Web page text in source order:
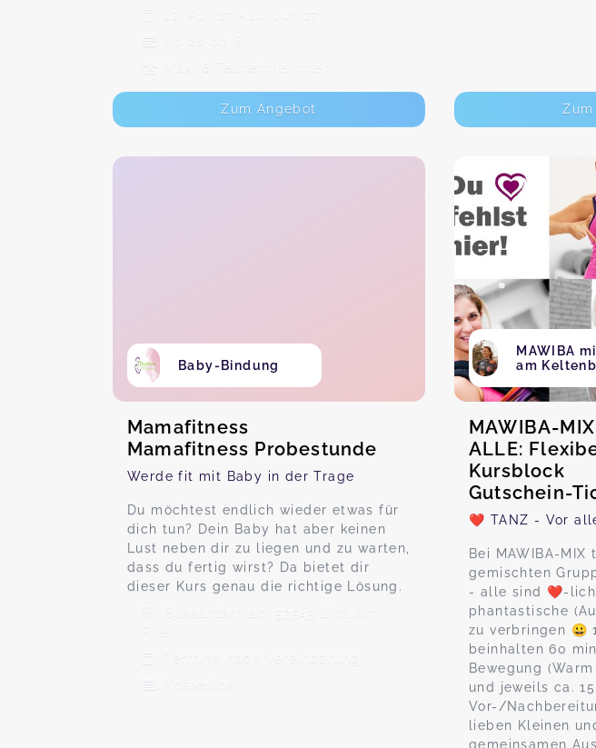
12. Apr 27 - 14. Jun 27
Ab 20,00 €
Max. 8 TeilnehmerInnen
Zum Angebot
Baby-Bindung
Mamafitness
Mamafitness Probestunde
Werde fit mit Baby in der Trage
Du möchtest endlich wieder etwas für
dich tun? Dein Baby hat aber keinen
Lust neben dir zu liegen und zu warten,
dass du fertig wirst? Da bietet dir
dieser Kurs genau die richtige Lösung.
Bussardstr. 20, 53545 Linz am
Rhein
Termine nach Vereinbarung
MAWIBA
am
MAWIBA-
ALLE:
Kursblock
Gutschein-
❤️ TANZ - Vor
Bei MAWIBA-
gemischten
- alle sind ❤️-lich
phantastische
zu verbringen 😀
beinhalten 60
Bewegung
und jeweils ca.
Vor-/
lieben Kleinen
gemeinsamen